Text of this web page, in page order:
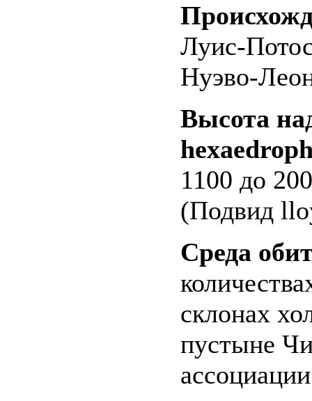
Луис-
Нуэво-
Высота
1100 до
(Подвид
Среда
склонах
пустыне